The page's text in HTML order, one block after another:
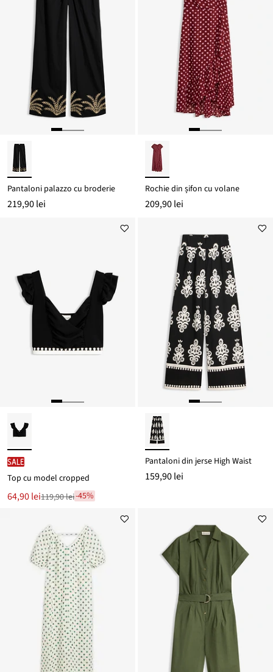
Pantaloni palazzo cu broderie
219,90 lei
Rochie din șifon cu volane
209,90 lei
SALE
Top cu model cropped
Noul
preț
64,90 lei
Reducere
119,90 lei
119,90 lei-45%
Pantaloni din jerse High Waist
159,90 lei